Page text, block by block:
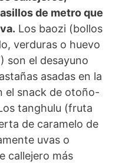
de metro que
Los baozi (bollos
verduras o huevo
son el desayuno
asadas en la
el snack de otoño-
tanghulu (fruta
de caramelo de
uvas o
callejero más